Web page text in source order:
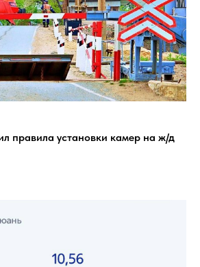
правила установки камер на ж/д